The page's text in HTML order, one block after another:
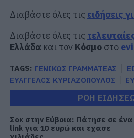
Διαβάστε όλες τις ειδήσεις
Διαβάστε όλες τις
Ελλάδα και τον Κόσμο στο
TAGS: ΓΕΝΙΚΟΣ ΓΡΑΜΜΑΤΕΑΣ
ΕΥΑΓΓΕΛΟΣ ΚΥΡΙΑΖΟΠΟΥΛΟΣ
ΡΟΗ
Σοκ στην Εύβοια: Πάτησε σε ένα
link για 10 ευρώ και έχασε
χιλιάδες